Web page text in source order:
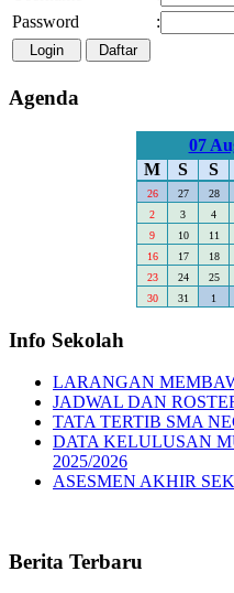
Password
:
Agenda
07
M
S S
26 27 28
2
3 4
9
10 11
16
17 18
23
24 25
30
31 1
Info Sekolah
LARANGAN
JADWAL DAN
TATA TERTIB SMA
DATA KELULUSAN
2025/2026
ASESMEN AKHIR
Berita Terbaru